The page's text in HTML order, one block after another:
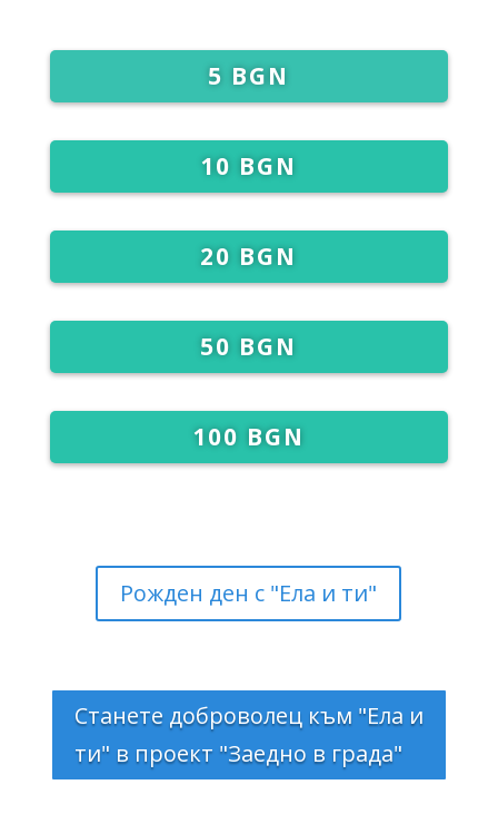
5 BGN
10 BGN
20 BGN
50 BGN
100 BGN
Рожден ден с "Ела и ти"
Станете доброволец към "Ела и
ти" в проект "Заедно в града"